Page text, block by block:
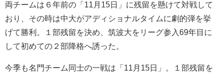
両チームは６年前の「11月15日」に残留を懸けて対戦して
おり、その時は中大がアディショナルタイムに劇的弾を挙
げて勝利。１部残留を決め、筑波大をリーグ参入69年目に
して初めての２部降格へ誘った。
今季も名門チーム同士の一戦は「11月15日」。１部残留を